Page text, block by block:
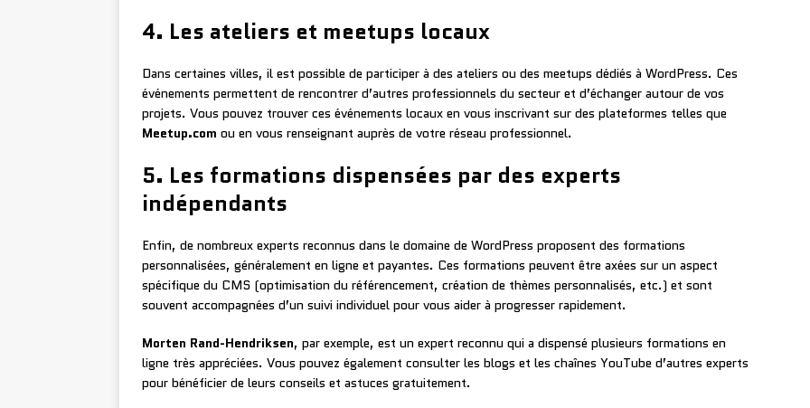
4. Les ateliers et meetups locaux
Dans certaines villes, il est possible de participer à des ateliers ou des meetups dédiés à WordPress. Ces
événements permettent de rencontrer d’autres professionnels du secteur et d’échanger autour de vos
projets. Vous pouvez trouver ces événements locaux en vous inscrivant sur des plateformes telles que
Meetup.com ou en vous renseignant auprès de votre réseau professionnel.
5. Les formations dispensées par des experts
indépendants
Enfin, de nombreux experts reconnus dans le domaine de WordPress proposent des formations
personnalisées, généralement en ligne et payantes. Ces formations peuvent être axées sur un aspect
spécifique du CMS (optimisation du référencement, création de thèmes personnalisés, etc.) et sont
souvent accompagnées d’un suivi individuel pour vous aider à progresser rapidement.
Morten Rand-Hendriksen, par exemple, est un expert reconnu qui a dispensé plusieurs formations en
ligne très appréciées. Vous pouvez également consulter les blogs et les chaînes YouTube d’autres experts
pour bénéficier de leurs conseils et astuces gratuitement.